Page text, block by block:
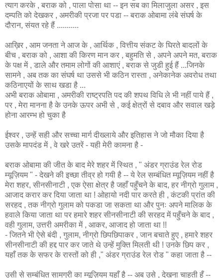
त्याग करके , बराक को , पाला पोसा था -- इन सब का मिलाजुला असर , इस
दम्पति को देखकर , अमरीकी प्रजा पर पडा -- बराक ओबामा लंबे संघर्ष के
दौरान, संयत रहे हैं ...........
आख़िर , आम जनता ने आज के , आर्थिक , वित्तीय संकट के घिरते बादलों के
बीच , बराक को , आशा की किरण मान कर , बहुमति से , अपने अपने मत, बराक
के पक्ष में , डाले और तमाम लोगों की आशाएं , बराक से जुडी हुई हैं ...जिनके
सामने , अब तक का संघर्ष था उससे भी कठिन रास्ता , अनेकानेक अवरोध तथा
कठिनाएयों के साथ खडा है ...
अभी बराक ओबामा , अमरीकी राष्ट्रपति पद की शपथ विधि ले भी नहीं पाये हैं ,
पर , मेरा मानना है के उनके ऊपर अभी से , कई क्षेत्रों से दबाव और सवाल खड़े
होना आरम्भ हो चुका है
ईश्वर , उन्हें सही और सच्चा मार्ग दीख्लाये और इतिहास ने जो मौका दिया है
उसके मापदंड में , वे खरे उतरें - यही मेरी कामना है -
बराक ओबामा की जीत के बाद मेरे शहर में स्थित , " अंडर ग्राउंड रेल रोड
म्यूज़ियम " - देखने की इच्छा तीव्र हो गयी है -- ये रेल सम्बंधित म्यूज़ियम नहीं है
मेरा शहर, सीनसीनाटी , एक ऐसा क्षेत्र है जहाँ पहुँचने के बाद, हर नीग्रो गुलाम ,
आजाद करार कर दिया जाता था ! ओहायो नदी पार करते ही , कंटकी प्रांत की
सरहद , तक नीग्रो गुलाम को पकडा जा सकता था और पुनः अपने मालिक के
हवाले किया जाता था पर हमारे शहर सीनसीनाटी की सरहद में पहुँचने के बाद ,
वही गुलाम, उत्तरी अमरीका में , आकर, आजाद हो जाता था !!
- जितने भी ऐसे बंदी , गुलाम, नीग्रो छिपछिपाकर , जान बचाते हुए , हमारे शहर
सीनसीनाटी की हद्द पार कर जाते थे उन्हें मुक्ति मिलती थी ! उनके छिप कर ,
यहाँ तक के सफर के रास्तों को ही ," अंडर ग्राउंड रेल रोड " कहा जाता है --
उसी से सम्बंधित सामग्री का म्यूज़ियम यहाँ है -- अब उसे , देखना चाहती हूँ --